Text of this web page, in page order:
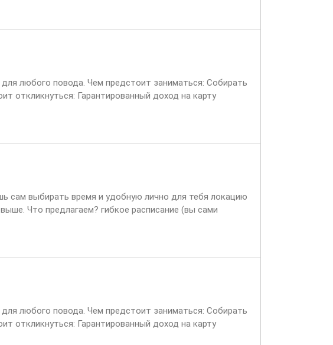
любого повода. Чем предстоит заниматься: Собирать
откликнуться: Гарантированный доход на карту
сам выбирать время и удобную лично для тебя локацию
Что предлагаем? гибкое расписание (вы сами
любого повода. Чем предстоит заниматься: Собирать
откликнуться: Гарантированный доход на карту